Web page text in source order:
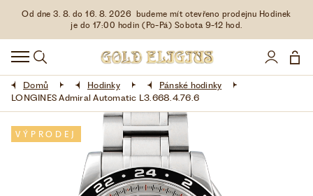
Od dne 3. 8. do 16. 8. 2026 budeme mít otevřeno prodejnu Hodinek
je do 17:00 hodin (Po-Pá) Sobota 9-12 hod.
HODINKY
DOPLŇKY
ŠPERKY
AKCE
LIMITOVANÉ EDICE
Domů Hodinky
Pánské hodinky
LONGINES Admiral Automatic L3.668.4.76.6
VÝPRODEJ